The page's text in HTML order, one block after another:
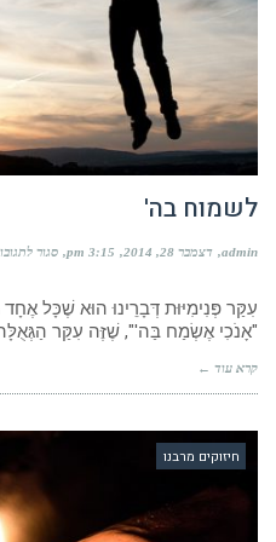
לשמוח בה'
admin דצמבר 28, 2014 3:15 pm סגור
עִקַּר פְּנִימִיּוּת דְּבָרֵינוּ הוּא שֶׁכָּל
"אָנֹכִי אֶשְׂמַח בַּה'", שֶׁזֶּה עִקַּר
קרא עוד ←
חיזוקים מרבנו